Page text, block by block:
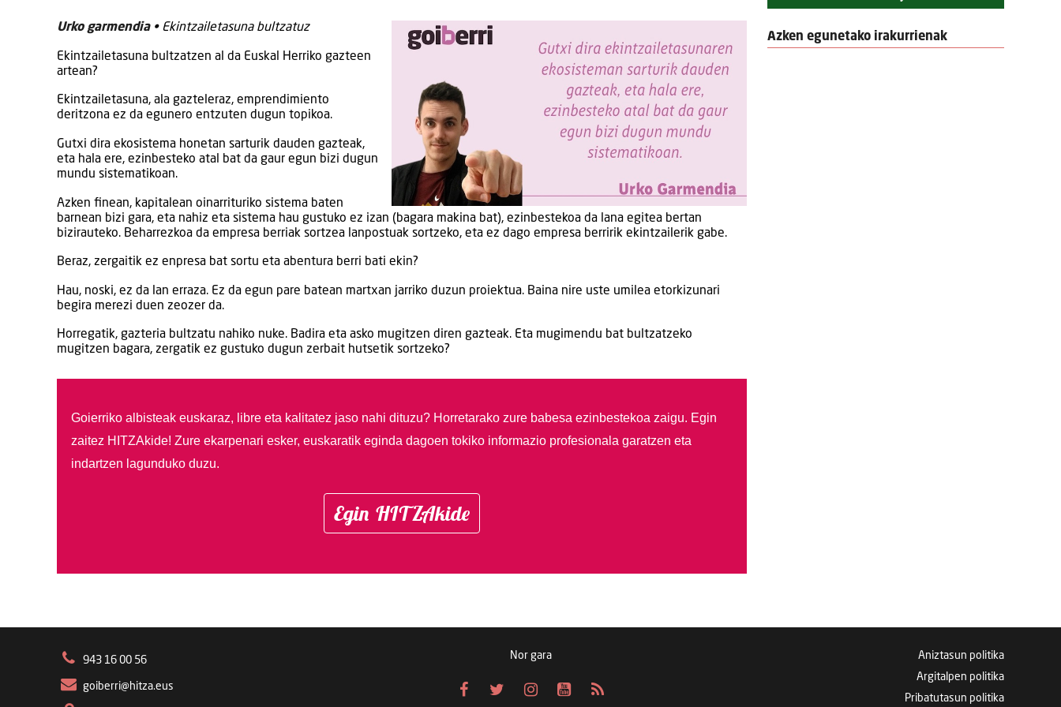
Urko garmendia• Ekintzailetasuna bultzatuz
Ekintzailetasuna bultzatzen al da Euskal Herriko gazteen
artean?
Ekintzailetasuna, ala gazteleraz, emprendimiento
deritzona ez da egunero entzuten dugun topikoa.
Gutxi dira ekosistema honetan sarturik dauden gazteak,
eta hala ere, ezinbesteko atal bat da gaur egun bizi dugun
mundu sistematikoan.
Azken finean, kapitalean oinarrituriko sistema baten
barnean bizi gara, eta nahiz eta sistema hau gustuko ez izan (bagara makina bat), ezinbestekoa da lana egitea bertan
bizirauteko. Beharrezkoa da empresa berriak sortzea lanpostuak sortzeko, eta ez dago empresa berririk ekintzailerik gabe.
Beraz, zergaitik ez enpresa bat sortu eta abentura berri bati ekin?
Hau, noski, ez da lan erraza. Ez da egun pare batean martxan jarriko duzun proiektua. Baina nire uste umilea etorkizunari
begira merezi duen zeozer da.
Horregatik, gazteria bultzatu nahiko nuke. Badira eta asko mugitzen diren gazteak. Eta mugimendu bat bultzatzeko
mugitzen bagara, zergatik ez gustuko dugun zerbait hutsetik sortzeko?
Goierriko albisteak euskaraz, libre eta kalitatez jaso nahi dituzu? Horretarako zure babesa ezinbestekoa zaigu. Egin
zaitez HITZAkide! Zure ekarpenari esker, euskaratik eginda dagoen tokiko informazio profesionala garatzen eta
indartzen lagunduko duzu.
Egin HITZAkide
Azken egunetako irakurrienak
943 16 00 56
goiberri@hitza.eus
Nor gara
Aniztasun politika
Argitalpen politika
Pribatutasun politika